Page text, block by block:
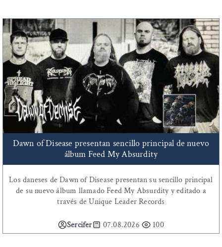
Dawn of Disease presentan sencillo principal de nuevo
álbum Feed My Absurdity
Los daneses de Dawn of Disease presentan su sencillo principal
de su nuevo álbum llamado Feed My Absurdity y editado a
través de Unique Leader Records
Sercifer 07.08.2026 100